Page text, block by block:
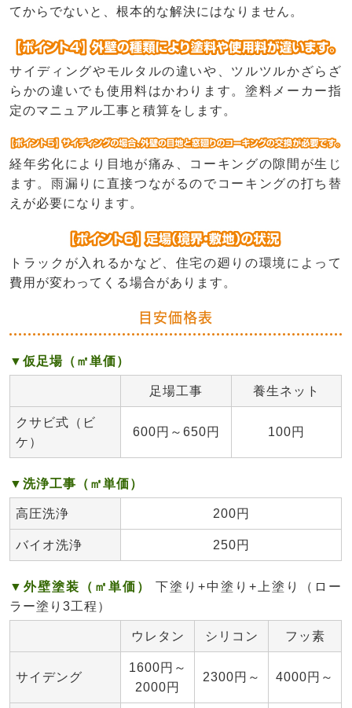
てからでないと、根本的な解決にはなりません。
サイディングやモルタルの違いや、ツルツルかざらざ
らかの違いでも使用料はかわります。塗料メーカー指
定のマニュアル工事と積算をします。
経年劣化により目地が痛み、コーキングの隙間が生じ
ます。雨漏りに直接つながるのでコーキングの打ち替
えが必要になります。
トラックが入れるかなど、住宅の廻りの環境によって
費用が変わってくる場合があります。
目安価格表
▼仮足場（㎡単価）
足場工事 養生ネット
クサビ式（ビ
ケ）
600円～650円 100円
▼洗浄工事（㎡単価）
高圧洗浄 200円
バイオ洗浄 250円
▼外壁塗装（㎡単価）
下塗り+中塗り+上塗り（ロー
ラー塗り3工程）
ウレタン シリコン フッ素
サイデング
1600円～
2000円
2300円～ 4000円～